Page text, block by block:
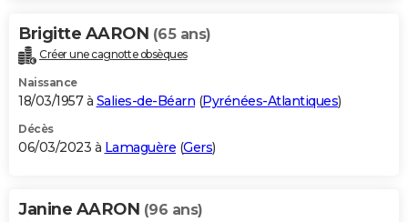
Brigitte AARON (65 ans)
Créer une cagnotte obsèques
Naissance
18/03/1957 à Salies-de-Béarn (Pyrénées-Atlantiques)
Décès
06/03/2023 à Lamaguère (Gers)
Janine AARON (96 ans)